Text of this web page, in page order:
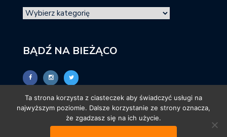
BĄDŹ NA BIEŻĄCO
Ta strona korzysta z ciasteczek aby świadczyć usługi na
najwyższym poziomie. Dalsze korzystanie ze strony oznacza,
że zgadzasz się na ich użycie.